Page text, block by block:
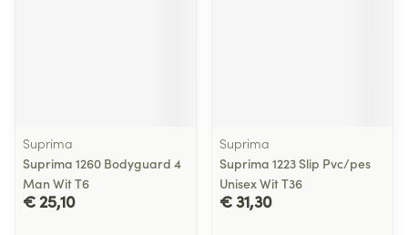
Suprima
Suprima 1260 Bodyguard 4
Man Wit T6
€ 25,10
Suprima
Suprima 1223 Slip Pvc/pes
Unisex Wit T36
€ 31,30